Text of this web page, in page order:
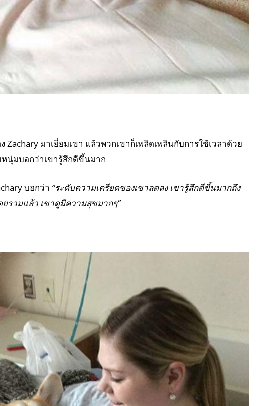
มาเยี่ยมเขา แล้วพวกเขาก็เพลิดเพลินกับการใช้เวลาด้วย
นุ่มบอกว่าเขารู้สึกดีขึ้นมาก
บอกว่า “ระดับความเครียดของเขาลดลง เขารู้สึกดีขึ้นมากถึง
รวมแล้ว เขาดูมีความสุขมากๆ”